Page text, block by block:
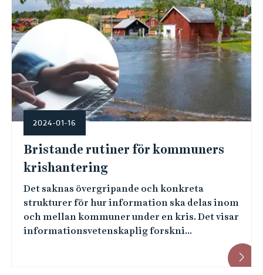
2024-01-16
Bristande rutiner för kommuners
krishantering
Det saknas övergripande och konkreta
strukturer för hur information ska delas inom
och mellan kommuner under en kris. Det visar
informationsvetenskaplig forskni...